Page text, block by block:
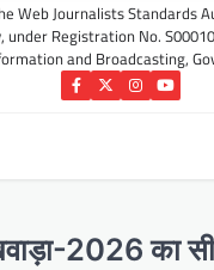
Web Journalists Standards
under Registration No.
and Broadcasting,
Facebook
TwitterInstagram
YouTube
2026 का